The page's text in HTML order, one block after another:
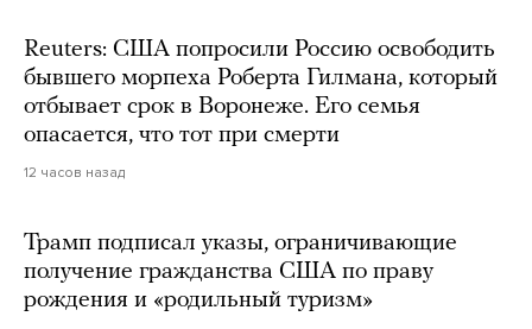
Reuters: США попросили Россию освободить
бывшего морпеха Роберта Гилмана, который
отбывает срок в Воронеже. Его семья
опасается, что тот при смерти
12 часов назад
Трамп подписал указы, ограничивающие
получение гражданства США по праву
рождения и «родильный туризм»